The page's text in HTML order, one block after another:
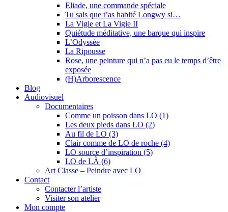
Eliade, une commande spéciale
Tu sais que t’as habité Longwy si…
La Vigie et La Vigie II
Quiétude méditative, une barque qui inspire
L’Odyssée
La Ripousse
Rose, une peinture qui n’a pas eu le temps d’être
exposée
(H)Arborescence
Blog
Audiovisuel
Documentaires
Comme un poisson dans LO (1)
Les deux pieds dans LO (2)
Au fil de LO (3)
Clair comme de LO de roche (4)
LO source d’inspiration (5)
LO de LÀ (6)
Art Classe – Peindre avec LO
Contact
Contacter l’artiste
Visiter son atelier
Mon compte